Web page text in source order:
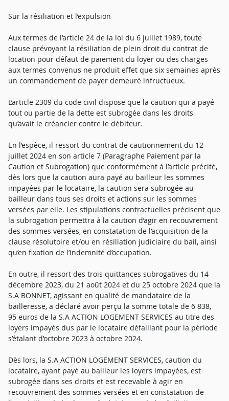
Sur la résiliation et l’expulsion
Aux termes de l’article 24 de la loi du 6 juillet 1989, toute
clause prévoyant la résiliation de plein droit du contrat de
location pour défaut de paiement du loyer ou des charges
aux termes convenus ne produit effet que six semaines après
un commandement de payer demeuré infructueux.
L’article 2309 du code civil dispose que la caution qui a payé
tout ou partie de la dette est subrogée dans les droits
qu’avait le créancier contre le débiteur.
En l’espèce, il ressort du contrat de cautionnement du 12
juillet 2024 en son article 7 (Paragraphe Paiement par la
Caution et Subrogation) que conformément à l’article précité,
dès lors que la caution aura payé au bailleur les sommes
impayées par le locataire, la caution sera subrogée au
bailleur dans tous ses droits et actions sur les sommes
versées par elle. Les stipulations contractuelles précisent que
la subrogation permettra à la caution d’agir en recouvrement
des sommes versées, en constatation de l’acquisition de la
clause résolutoire et/ou en résiliation judiciaire du bail, ainsi
qu’en fixation de l’indemnité d’occupation.
En outre, il ressort des trois quittances subrogatives du 14
décembre 2023, du 21 août 2024 et du 25 octobre 2024 que la
S.A BONNET, agissant en qualité de mandataire de la
bailleresse, a déclaré avoir perçu la somme totale de 6 838,
95 euros de la S.A ACTION LOGEMENT SERVICES au titre des
loyers impayés dus par le locataire défaillant pour la période
s’étalant d’octobre 2023 à octobre 2024.
Dès lors, la S.A ACTION LOGEMENT SERVICES, caution du
locataire, ayant payé au bailleur les loyers impayées, est
subrogée dans ses droits et est recevable à agir en
recouvrement des sommes versées et en constatation de